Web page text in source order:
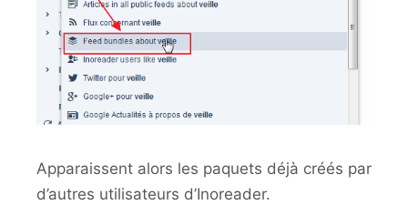
Apparaissent alors les paquets déjà créés par
d’autres utilisateurs d’Inoreader.